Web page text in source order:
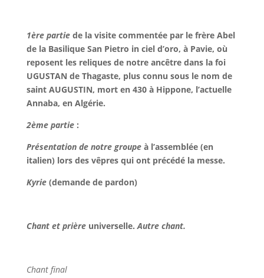
1ère partiede la visite commentée par le frère Abel
de la Basilique San Pietro in ciel d’oro, à Pavie, où
reposent les reliques de notre ancêtre dans la foi
UGUSTAN de Thagaste, plus connu sous le nom de
saint AUGUSTIN, mort en 430 à Hippone, l’actuelle
Annaba, en Algérie.
2ème partie:
Présentation de notre groupeà l’assemblée (en
italien) lors des vêpres qui ont précédé la messe.
Kyrie (demande de pardon)
Chant et prière universelle.Autre chant.
Chant final